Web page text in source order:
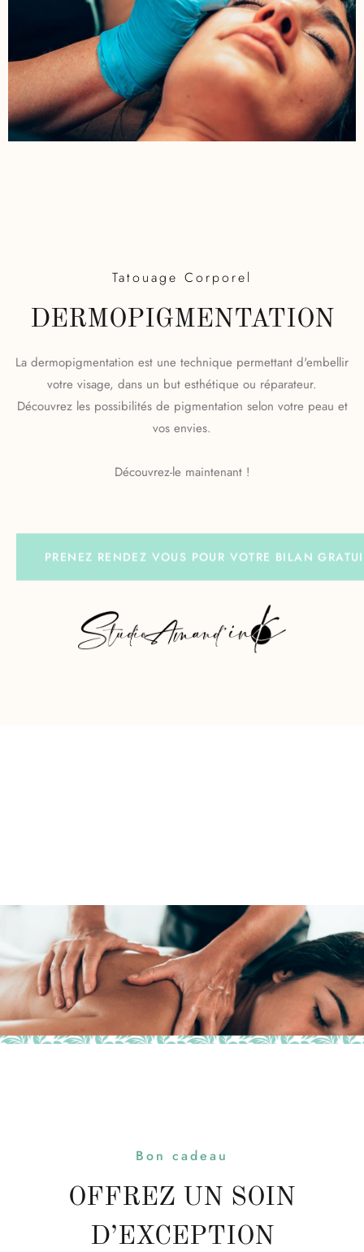
Tatouage Corporel
DERMOPIGMENTATION
La dermopigmentation est une technique permettant d'embellir
votre visage, dans un but esthétique ou réparateur.
Découvrez les possibilités de pigmentation selon votre peau et
vos envies.
Découvrez-le maintenant !
PRENEZ RENDEZ VOUS POUR VOTRE BILAN
Bon cadeau
OFFREZ UN SOIN
D’EXCEPTION